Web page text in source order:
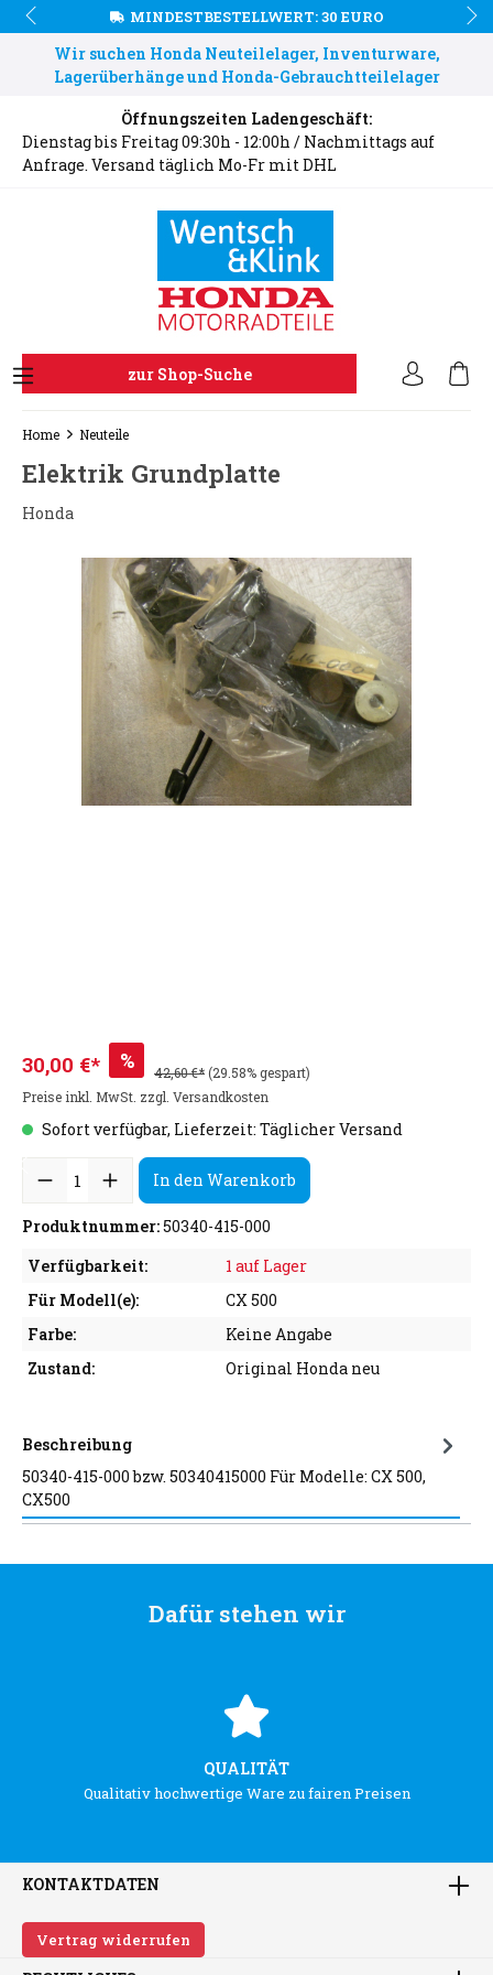
MINDESTBESTELLWERT: 30 EURO
Wir suchen Honda Neuteilelager, Inventurware,
Lagerüberhänge und Honda-Gebrauchtteilelager
Öffnungszeiten Ladengeschäft:
Dienstag bis Freitag 09:30h - 12:00h / Nachmittags auf
Anfrage. Versand täglich Mo-Fr mit DHL
zur Shop-Suche
Home Neuteile
Elektrik Grundplatte
Honda
30,00 €* % 42,60 €*(29.58% gespart)
Preise inkl. MwSt. zzgl. Versandkosten
Sofort verfügbar, Lieferzeit: Täglicher Versand
In den Warenkorb
Produktnummer:50340-415-000
Verfügbarkeit:
1 auf Lager
Für Modell(e):
CX 500
Farbe:
Keine Angabe
Zustand:
Original Honda neu
Beschreibung
50340-415-000 bzw. 50340415000 Für Modelle: CX 500,
CX500
Dafür stehen wir
QUALITÄT
Qualitativ hochwertige Ware zu fairen Preisen
KONTAKTDATEN
Vertrag widerrufen